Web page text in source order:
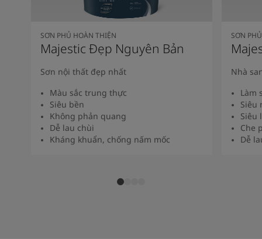
SƠN PHỦ HOÀN THIỆN
Majestic Đẹp Nguyên Bản
Sơn nội thất đẹp nhất
Màu sắc trung thực
Siêu bền
Không phản quang
Dễ lau chùi
Kháng khuẩn, chống nấm mốc
SƠN
Nhà
Làm
Siêu
Siêu
Che
Dễ